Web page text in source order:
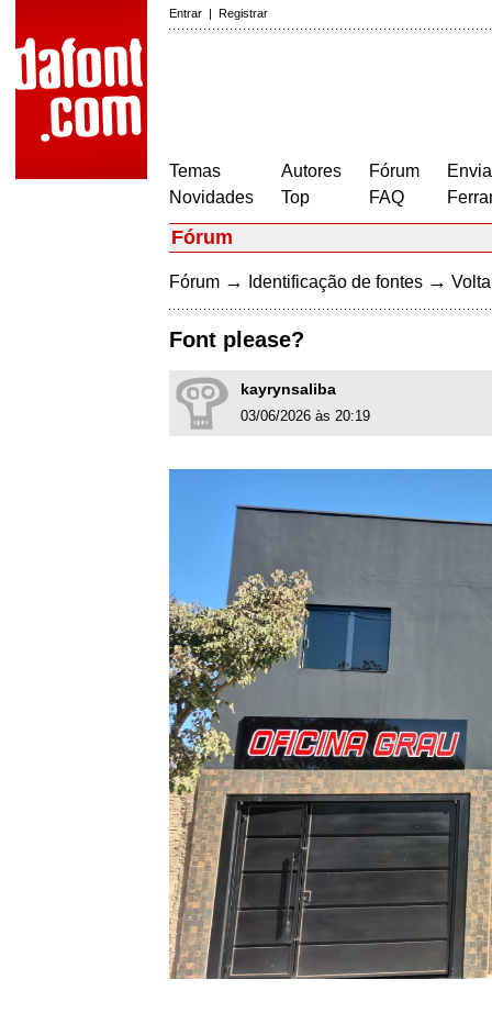
Entrar | Registrar
Temas
Novidades
Autores
Top
Fórum
FAQ
Fórum
Fórum → Identificação de fontes →
Font please?
kayrynsaliba
03/06/2026 às 20:19